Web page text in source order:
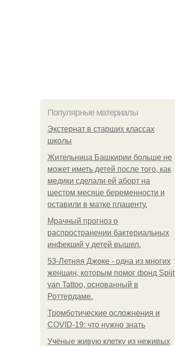
Популярные материалы
Экстернат в старших классах
школы
Жительница Башкирии больше не
может иметь детей после того, как
медики сделали ей аборт на
шестом месяце беременности и
оставили в матке плаценту.
Мрачный прогноз о
распространении бактериальных
инфекций у детей вышел.
53-Летняя Джоке - одна из многих
женщин, которым помог фонд Spijt
van Tattoo, основанный в
Роттердаме.
Тромботические осложнения и
COVID-19: что нужно знать
Учёные живую клетку из неживых